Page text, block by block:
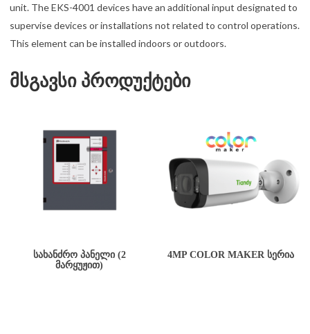
unit. The EKS-4001 devices have an additional input designated to
supervise devices or installations not related to control operations.
This element can be installed indoors or outdoors.
მსგავსი პროდუქტები
ᲡᲐᲮᲐᲜᲫᲠᲝ ᲞᲐᲜᲔᲚᲘ (2
ᲛᲐᲠᲧᲣᲟᲘᲗ)
4MP COLOR MAKER ᲡᲔᲠᲘᲐ